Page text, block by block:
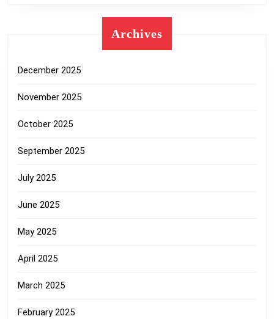
Archives
December 2025
November 2025
October 2025
September 2025
July 2025
June 2025
May 2025
April 2025
March 2025
February 2025